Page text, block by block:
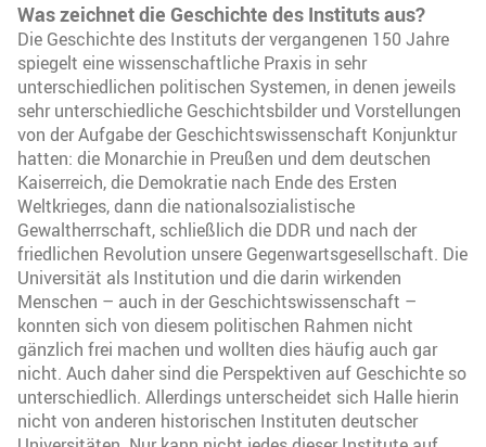
Was zeichnet die Geschichte des Instituts aus?
Die Geschichte des Instituts der vergangenen 150 Jahre
spiegelt eine wissenschaftliche Praxis in sehr
unterschiedlichen politischen Systemen, in denen jeweils
sehr unterschiedliche Geschichtsbilder und Vorstellungen
von der Aufgabe der Geschichtswissenschaft Konjunktur
hatten: die Monarchie in Preußen und dem deutschen
Kaiserreich, die Demokratie nach Ende des Ersten
Weltkrieges, dann die nationalsozialistische
Gewaltherrschaft, schließlich die DDR und nach der
friedlichen Revolution unsere Gegenwartsgesellschaft. Die
Universität als Institution und die darin wirkenden
Menschen – auch in der Geschichtswissenschaft –
konnten sich von diesem politischen Rahmen nicht
gänzlich frei machen und wollten dies häufig auch gar
nicht. Auch daher sind die Perspektiven auf Geschichte so
unterschiedlich. Allerdings unterscheidet sich Halle hierin
nicht von anderen historischen Instituten deutscher